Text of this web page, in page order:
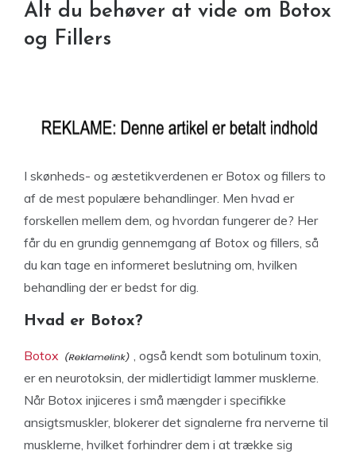
Alt du behøver at vide om Botox
og Fillers
I skønheds- og æstetikverdenen er Botox og fillers to
af de mest populære behandlinger. Men hvad er
forskellen mellem dem, og hvordan fungerer de? Her
får du en grundig gennemgang af Botox og fillers, så
du kan tage en informeret beslutning om, hvilken
behandling der er bedst for dig.
Hvad er Botox?
Botox
, også kendt som botulinum toxin,
er en neurotoksin, der midlertidigt lammer musklerne.
Når Botox injiceres i små mængder i specifikke
ansigtsmuskler, blokerer det signalerne fra nerverne til
musklerne, hvilket forhindrer dem i at trække sig